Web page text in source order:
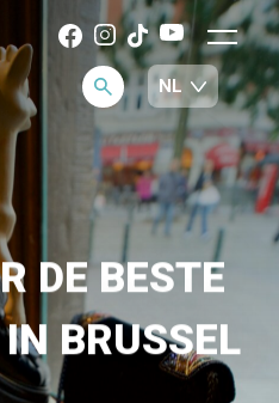
DE BESTE
BRUSSEL